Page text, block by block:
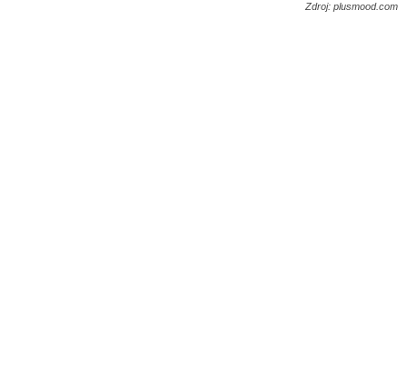
Zdroj: plusmood.com